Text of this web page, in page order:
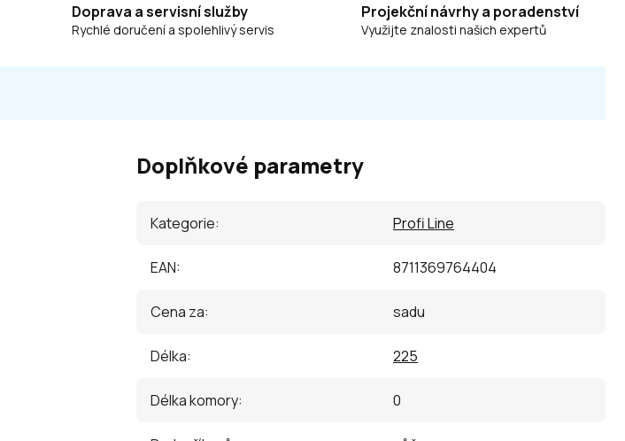
Doprava a servisní služby
Rychlé doručení a spolehlivý servis
Projekční návrhy a poradenství
Využijte znalosti našich expertů
Doplňkové parametry
Kategorie: Profi Line
EAN: 8711369764404
Cena za: sadu
Délka: 225
Délka komory: 0